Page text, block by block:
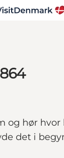
og hør
det i